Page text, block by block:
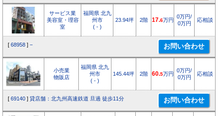
サービス業
美容室・理容
室
福岡県 北九
州市
( - )
23.94坪 2階 17.6万円
0万円/
0万円
応相談
[ 68958 ] −
小売業
物販店
福岡県 北九
州市
( - )
145.44坪 2階 60.5万円
0万円/
0万円
応相談
[ 69140 ] 貸店舗：北九州高速鉄道 旦過 徒歩11分